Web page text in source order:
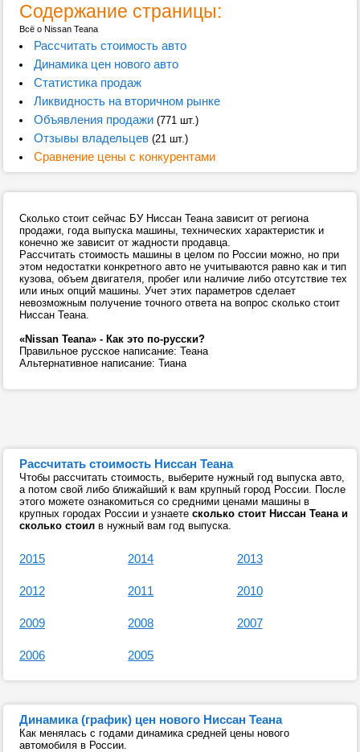
Содержание страницы:
Всё о Nissan Teana
Рассчитать стоимость авто
Динамика цен нового авто
Статистика продаж
Ликвидность на вторичном рынке
Объявления продажи(771 шт.)
Отзывы владельцев(21 шт.)
Сравнение цены с конкурентами
Сколько стоит сейчас БУ Ниссан Теана зависит от региона
продажи, года выпуска машины, технических характеристик и
конечно же зависит от жадности продавца.
Рассчитать стоимость машины в целом по России можно, но при
этом недостатки конкретного авто не учитываются равно как и тип
кузова, объем двигателя, пробег или наличие либо отсутствие тех
или иных опций машины. Учет этих параметров сделает
невозможным получение точного ответа на вопрос сколько стоит
Ниссан Теана.
«Nissan Teana» - Как это по-русски?
Правильное русское написание: Теана
Альтернативное написание: Тиана
Рассчитать стоимость Ниссан Теана
Чтобы рассчитать стоимость, выберите нужный год выпуска авто,
а потом свой либо ближайший к вам крупный город России. После
этого можете ознакомиться со средними ценами машины в
крупных городах России и узнаете сколько стоит Ниссан Теана и
сколько стоил в нужный вам год выпуска.
2015 2014 2013
2012 2011 2010
2009 2008 2007
2006 2005
Динамика (график) цен нового Ниссан Теана
Как менялась с годами динамика средней цены нового
автомобиля в России.